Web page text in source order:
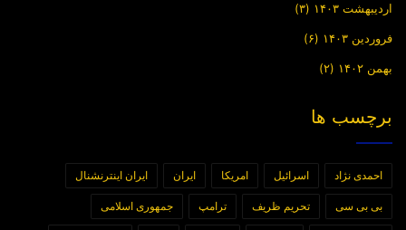
اردیبهشت ۱۴۰۳ (۳)
فروردین ۱۴۰۳ (۶)
بهمن ۱۴۰۲ (۲)
برچسب ها
احمدی نژاد اسرائیل امریکا ایران ایران اینترنشنال
بی بی سی تحریم ظریف ترامپ جمهوری اسلامی